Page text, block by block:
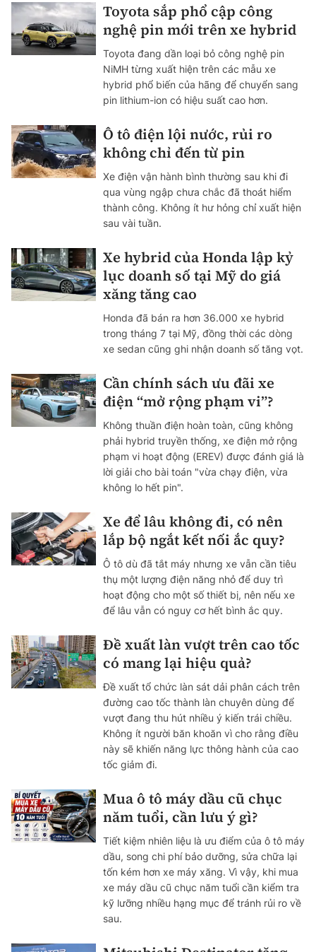
Toyota sắp phổ cập công
nghệ pin mới trên xe hybrid
Toyota đang dần loại bỏ công nghệ pin
NiMH từng xuất hiện trên các mẫu xe
hybrid phổ biến của hãng để chuyển sang
pin lithium-ion có hiệu suất cao hơn.
Ô tô điện lội nước, rủi ro
không chỉ đến từ pin
Xe điện vận hành bình thường sau khi đi
qua vùng ngập chưa chắc đã thoát hiểm
thành công. Không ít hư hỏng chỉ xuất hiện
sau vài tuần.
Xe hybrid của Honda lập kỷ
lục doanh số tại Mỹ do giá
xăng tăng cao
Honda đã bán ra hơn 36.000 xe hybrid
trong tháng 7 tại Mỹ, đồng thời các dòng
xe sedan cũng ghi nhận doanh số tăng vọt.
Cần chính sách ưu đãi xe
điện “mở rộng phạm vi”?
Không thuần điện hoàn toàn, cũng không
phải hybrid truyền thống, xe điện mở rộng
phạm vi hoạt động (EREV) được đánh giá là
lời giải cho bài toán "vừa chạy điện, vừa
không lo hết pin".
Xe để lâu không đi, có nên
lắp bộ ngắt kết nối ắc quy?
Ô tô dù đã tắt máy nhưng xe vẫn cần tiêu
thụ một lượng điện năng nhỏ để duy trì
hoạt động cho một số thiết bị, nên nếu xe
để lâu vẫn có nguy cơ hết bình ắc quy.
Đề xuất làn vượt trên cao tốc
có mang lại hiệu quả?
Đề xuất tổ chức làn sát dải phân cách trên
đường cao tốc thành làn chuyên dùng để
vượt đang thu hút nhiều ý kiến trái chiều.
Không ít người băn khoăn vì cho rằng điều
này sẽ khiến năng lực thông hành của cao
tốc giảm đi.
Mua ô tô máy dầu cũ chục
năm tuổi, cần lưu ý gì?
Tiết kiệm nhiên liệu là ưu điểm của ô tô máy
dầu, song chi phí bảo dưỡng, sửa chữa lại
tốn kém hơn xe máy xăng. Vì vậy, khi mua
xe máy dầu cũ chục năm tuổi cần kiểm tra
kỹ lưỡng nhiều hạng mục để tránh rủi ro về
sau.